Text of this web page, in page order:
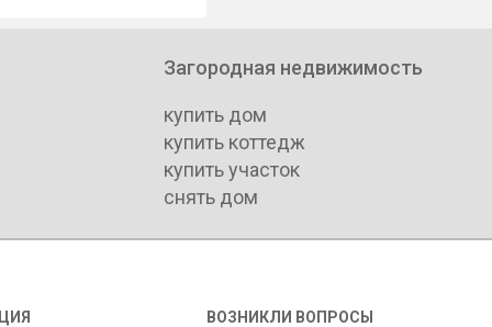
Загородная недвижимость
купить дом
купить коттедж
купить участок
снять дом
ВОЗНИКЛИ ВОПРОСЫ